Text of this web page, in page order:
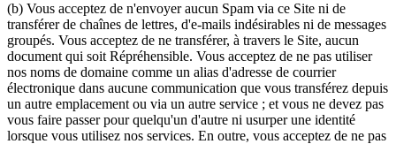
(b) Vous acceptez de n'envoyer aucun Spam via ce Site ni de
transférer de chaînes de lettres, d'e-mails indésirables ni de messages
groupés. Vous acceptez de ne transférer, à travers le Site, aucun
document qui soit Répréhensible. Vous acceptez de ne pas utiliser
nos noms de domaine comme un alias d'adresse de courrier
électronique dans aucune communication que vous transférez depuis
un autre emplacement ou via un autre service ; et vous ne devez pas
vous faire passer pour quelqu'un d'autre ni usurper une identité
lorsque vous utilisez nos services. En outre, vous acceptez de ne pas